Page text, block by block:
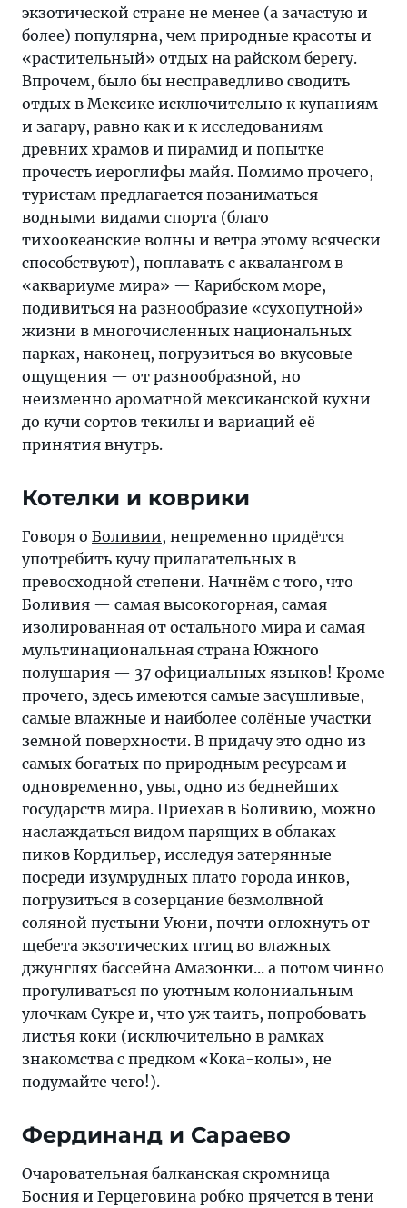
экзотической стране не менее (а зачастую и
более) популярна, чем природные красоты и
«растительный» отдых на райском берегу.
Впрочем, было бы несправедливо сводить
отдых в Мексике исключительно к купаниям
и загару, равно как и к исследованиям
древних храмов и пирамид и попытке
прочесть иероглифы майя. Помимо прочего,
туристам предлагается позаниматься
водными видами спорта (благо
тихоокеанские волны и ветра этому всячески
способствуют), поплавать с аквалангом в
«аквариуме мира» — Карибском море,
подивиться на разнообразие «сухопутной»
жизни в многочисленных национальных
парках, наконец, погрузиться во вкусовые
ощущения — от разнообразной, но
неизменно ароматной мексиканской кухни
до кучи сортов текилы и вариаций её
принятия внутрь.
Котелки и коврики
Говоря о Боливии, непременно придётся
употребить кучу прилагательных в
превосходной степени. Начнём с того, что
Боливия — самая высокогорная, самая
изолированная от остального мира и самая
мультинациональная страна Южного
полушария — 37 официальных языков! Кроме
прочего, здесь имеются самые засушливые,
самые влажные и наиболее солёные участки
земной поверхности. В придачу это одно из
самых богатых по природным ресурсам и
одновременно, увы, одно из беднейших
государств мира. Приехав в Боливию, можно
наслаждаться видом парящих в облаках
пиков Кордильер, исследуя затерянные
посреди изумрудных плато города инков,
погрузиться в созерцание безмолвной
соляной пустыни Уюни, почти оглохнуть от
щебета экзотических птиц во влажных
джунглях бассейна Амазонки... а потом чинно
прогуливаться по уютным колониальным
улочкам Сукре и, что уж таить, попробовать
листья коки (исключительно в рамках
знакомства с предком «Кока-колы», не
подумайте чего!).
Фердинанд и Сараево
Очаровательная балканская скромница
Босния и Герцеговина робко прячется в тени